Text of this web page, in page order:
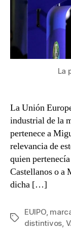
La
La Unión
industrial de la
pertenece a
relevancia de
quien
Castellanos o a
dicha […]
Etiquetas
EUIPO,
distintivos,